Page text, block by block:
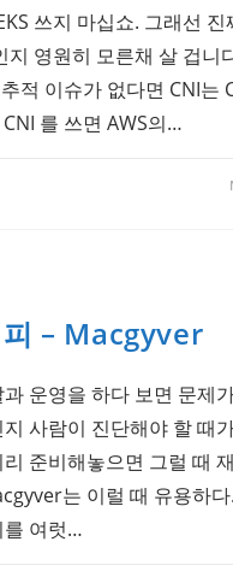
쓰지 마십쇼. 그래선
지 영원히 모른채 살 겁니
적 이슈가 없다면 CNI는
를 쓰면 AWS의…
– Macgyver
운영을 하다 보면 문제
사람이 진단해야 할 때
준비해놓으면 그럴 때
는 이럴 때 유용하
를 여럿…